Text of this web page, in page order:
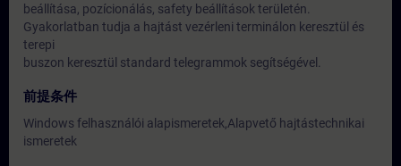
beállítása, pozícionálás, safety beállítások területén.
Gyakorlatban tudja a hajtást vezérleni terminálon keresztül és
terepi
buszon keresztül standard telegrammok segítségével.
前提条件
Windows felhasználói alapismeretek,Alapvető hajtástechnikai
ismeretek